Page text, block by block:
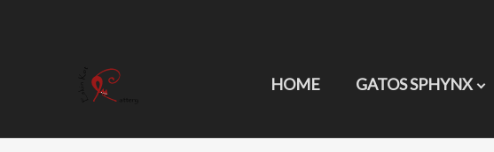
HOME GATOS SPHYNX